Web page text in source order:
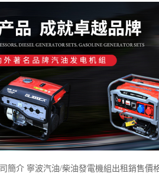
訊 常見問題
簡介 寧波汽油/柴油發電機組出租銷售價